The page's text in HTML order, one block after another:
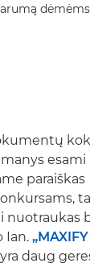
paraiškas
nuotraukas
Ian.
daug